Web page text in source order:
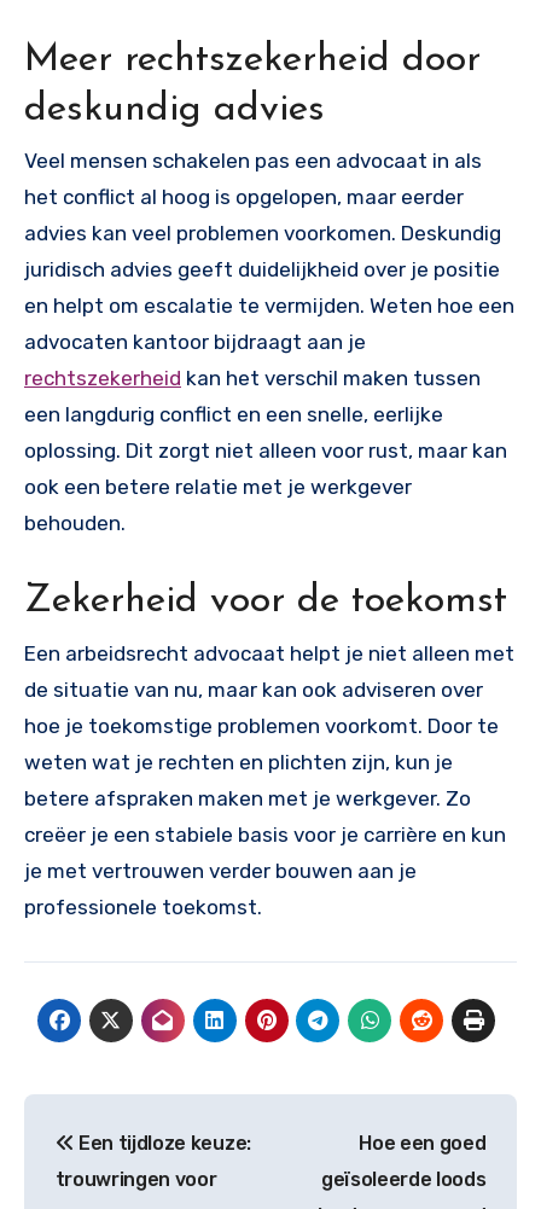
Meer rechtszekerheid door
deskundig advies
Veel mensen schakelen pas een advocaat in als
het conflict al hoog is opgelopen, maar eerder
advies kan veel problemen voorkomen. Deskundig
juridisch advies geeft duidelijkheid over je positie
en helpt om escalatie te vermijden. Weten hoe een
advocaten kantoor bijdraagt aan je
rechtszekerheid kan het verschil maken tussen
een langdurig conflict en een snelle, eerlijke
oplossing. Dit zorgt niet alleen voor rust, maar kan
ook een betere relatie met je werkgever
behouden.
Zekerheid voor de toekomst
Een arbeidsrecht advocaat helpt je niet alleen met
de situatie van nu, maar kan ook adviseren over
hoe je toekomstige problemen voorkomt. Door te
weten wat je rechten en plichten zijn, kun je
betere afspraken maken met je werkgever. Zo
creëer je een stabiele basis voor je carrière en kun
je met vertrouwen verder bouwen aan je
professionele toekomst.
navigatie
Een tijdloze keuze:
trouwringen voor
Hoe een goed
geïsoleerde loods